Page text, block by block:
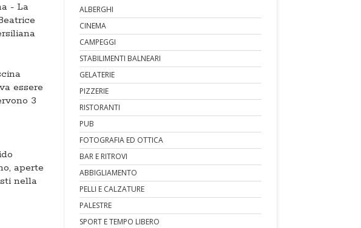
- La
essere
3
aperte
nella
ALBERGHI
CINEMA
CAMPEGGI
STABILIMENTI BALNEARI
GELATERIE
PIZZERIE
RISTORANTI
PUB
FOTOGRAFIA ED OTTICA
BAR E RITROVI
ABBIGLIAMENTO
PELLI E CALZATURE
PALESTRE
SPORT E TEMPO LIBERO